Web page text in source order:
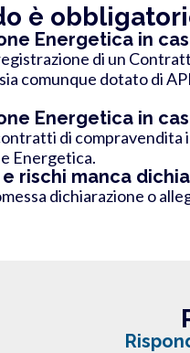
è
Energetica in
di un
comunque dotato di
Energetica in
di compravendita
Energetica.
rischi manca
dichiarazione o